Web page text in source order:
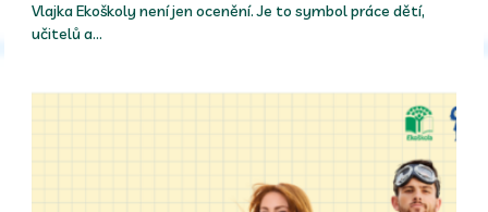
Vlajka Ekoškoly není jen ocenění. Je to symbol práce dětí,
učitelů a…